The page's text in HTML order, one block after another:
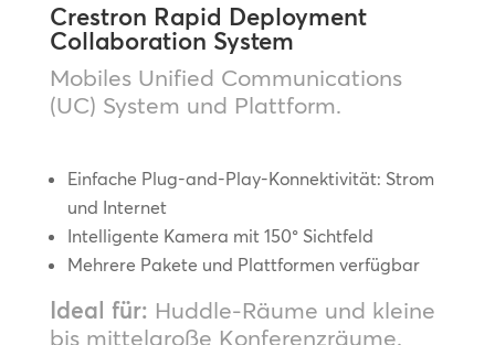
Crestron Rapid Deployment
Collaboration System
Mobiles Unified Communications
(UC) System und Plattform.
Einfache Plug-and-Play-Konnektivität: Strom
und Internet
Intelligente Kamera mit 150° Sichtfeld
Mehrere Pakete und Plattformen verfügbar
Ideal für: Huddle-Räume und kleine
bis mittelgroße Konferenzräume.